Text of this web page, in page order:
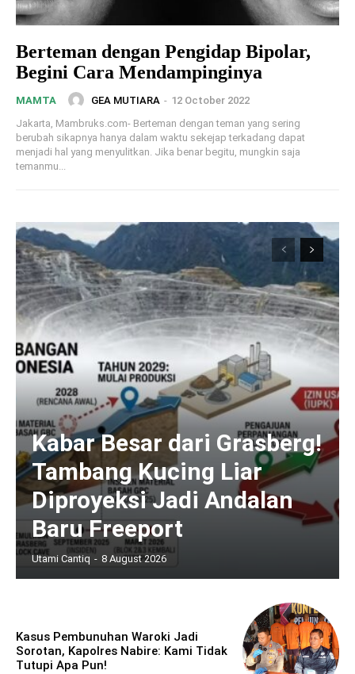
Berteman dengan Pengidap Bipolar,
Begini Cara Mendampinginya
MAMTA GEA MUTIARA - 12 October 2022
Jakarta, Mambruks.com- Berteman dengan teman yang sering
berubah sikapnya hanya dalam waktu sekejap terkadang dapat
menjadi hal yang menyulitkan. Jika benar begitu, mungkin saja
temanmu...
Kabar Besar dari Grasberg!
Tambang Kucing Liar
Diproyeksi Jadi Andalan
Baru Freeport
Utami Cantiq - 8 August 2026
Kasus Pembunuhan Waroki Jadi
Sorotan, Kapolres Nabire: Kami Tidak
Tutupi Apa Pun!